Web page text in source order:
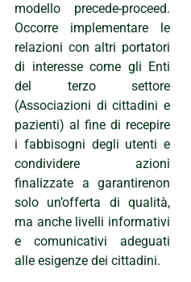
modello precede-proceed.
Occorre implementare le
relazioni con altri portatori
di interesse come gli Enti
del terzo settore
(Associazioni di cittadini e
pazienti) al fine di recepire
i fabbisogni degli utenti e
condividere azioni
finalizzate a garantirenon
solo un’offerta di qualità,
ma anche livelli informativi
e comunicativi adeguati
alle esigenze dei cittadini.